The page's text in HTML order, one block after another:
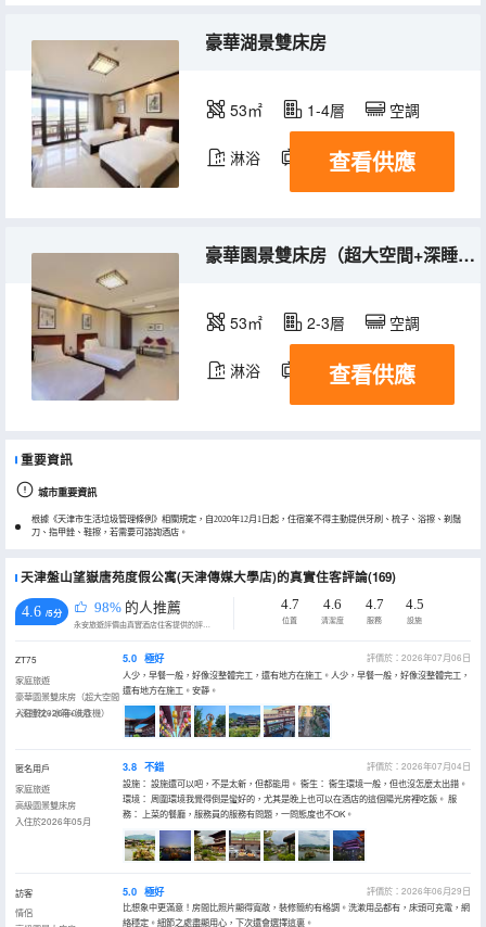
豪華湖景雙床房
53㎡ 1-4層 空調
淋浴 電視機 冰箱
查看供應
豪華園景雙床房（超大空間+深睡枕+冰箱+洗衣機）
53㎡ 2-3層 空調
淋浴 電視機 冰箱
查看供應
重要資訊
城市重要資訊
根據《天津市生活垃圾管理條例》相關規定，自2020年12月1日起，住宿業不得主動提供牙刷、梳子、浴擦、剃鬚
刀、指甲銼、鞋擦，若需要可諮詢酒店。
天津盤山望嶽唐苑度假公寓(天津傳媒大學店)的真實住客評論(169)
4.6 /5分 98% 的人推薦
永安旅遊評價由真實酒店住客提供的評價。
4.7
位置
4.6
清潔度
4.7
服務
4.5
設施
ZT75
家庭旅遊
豪華園景雙床房（超大空間
+深睡枕+冰箱+洗衣機）
入住於2026年06月
5.0 極好
評價於：2026年07月06日
人少，早餐一般，好像沒整體完工，還有地方在施工。人少，早餐一般，好像沒整體完工，
還有地方在施工。安靜。
匿名用戶
家庭旅遊
高級園景雙床房
入住於2026年05月
3.8 不錯
評價於：2026年07月04日
設施： 設施還可以吧，不是太新，但都能用。 衞生： 衞生環境一般，但也沒怎麼太出錯。
環境： 周圍環境我覺得倒是蠻好的，尤其是晚上也可以在酒店的這個陽光房裡吃飯。 服
務： 上菜的餐廳，服務員的服務有問題，一問態度也不OK。
訪客
情侶
5.0 極好
評價於：2026年06月29日
比想象中更滿意！房間比照片顯得寬敞，裝修簡約有格調。洗漱用品都有，床頭可充電，網
絡穩定。細節之處盡顯用心，下次還會選擇這裏。